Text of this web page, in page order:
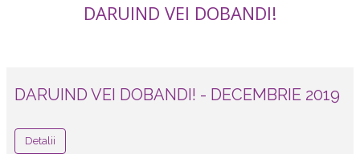
DARUIND VEI DOBANDI!
DARUIND VEI DOBANDI! - DECEMBRIE 2019
Detalii